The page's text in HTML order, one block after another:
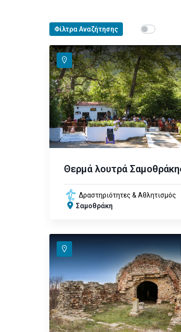
Φίλτρα Αναζήτησης Show map
Θερμά λουτρά
Δραστηριότητες & Αθλητισμός
Σαμοθράκη